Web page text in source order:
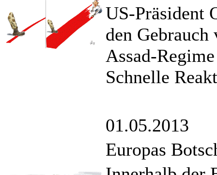
US-Präsident
den
Assad-
Schnelle
01.05.2013
Europas